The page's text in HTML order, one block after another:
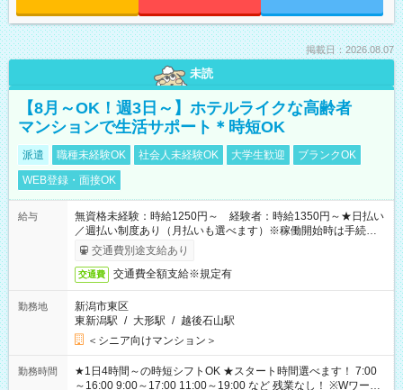
掲載日：2026.08.07
未読
【8月～OK！週3日～】ホテルライクな高齢者
マンションで生活サポート＊時短OK
派遣 職種未経験OK 社会人未経験OK 大学生歓迎
ブランクOK
WEB登録・面接OK
給与
無資格未経験：時給1250円～ 経験者：時給1350円～★日払い
／週払い制度あり（月払いも選べます）※稼働開始時は手続き完
了次第のお支払いとなります。
交通費別途支給あり
交通費 交通費全額支給※規定有
勤務地
新潟市東区
東新潟駅 / 大形駅 / 越後石山駅
＜シニア向けマンション＞
勤務時間
★1日4時間～の時短シフトOK ★スタート時間選べます！ 7:00
～16:00 9:00～17:00 11:00～19:00 など 残業なし！ ※Wワーク